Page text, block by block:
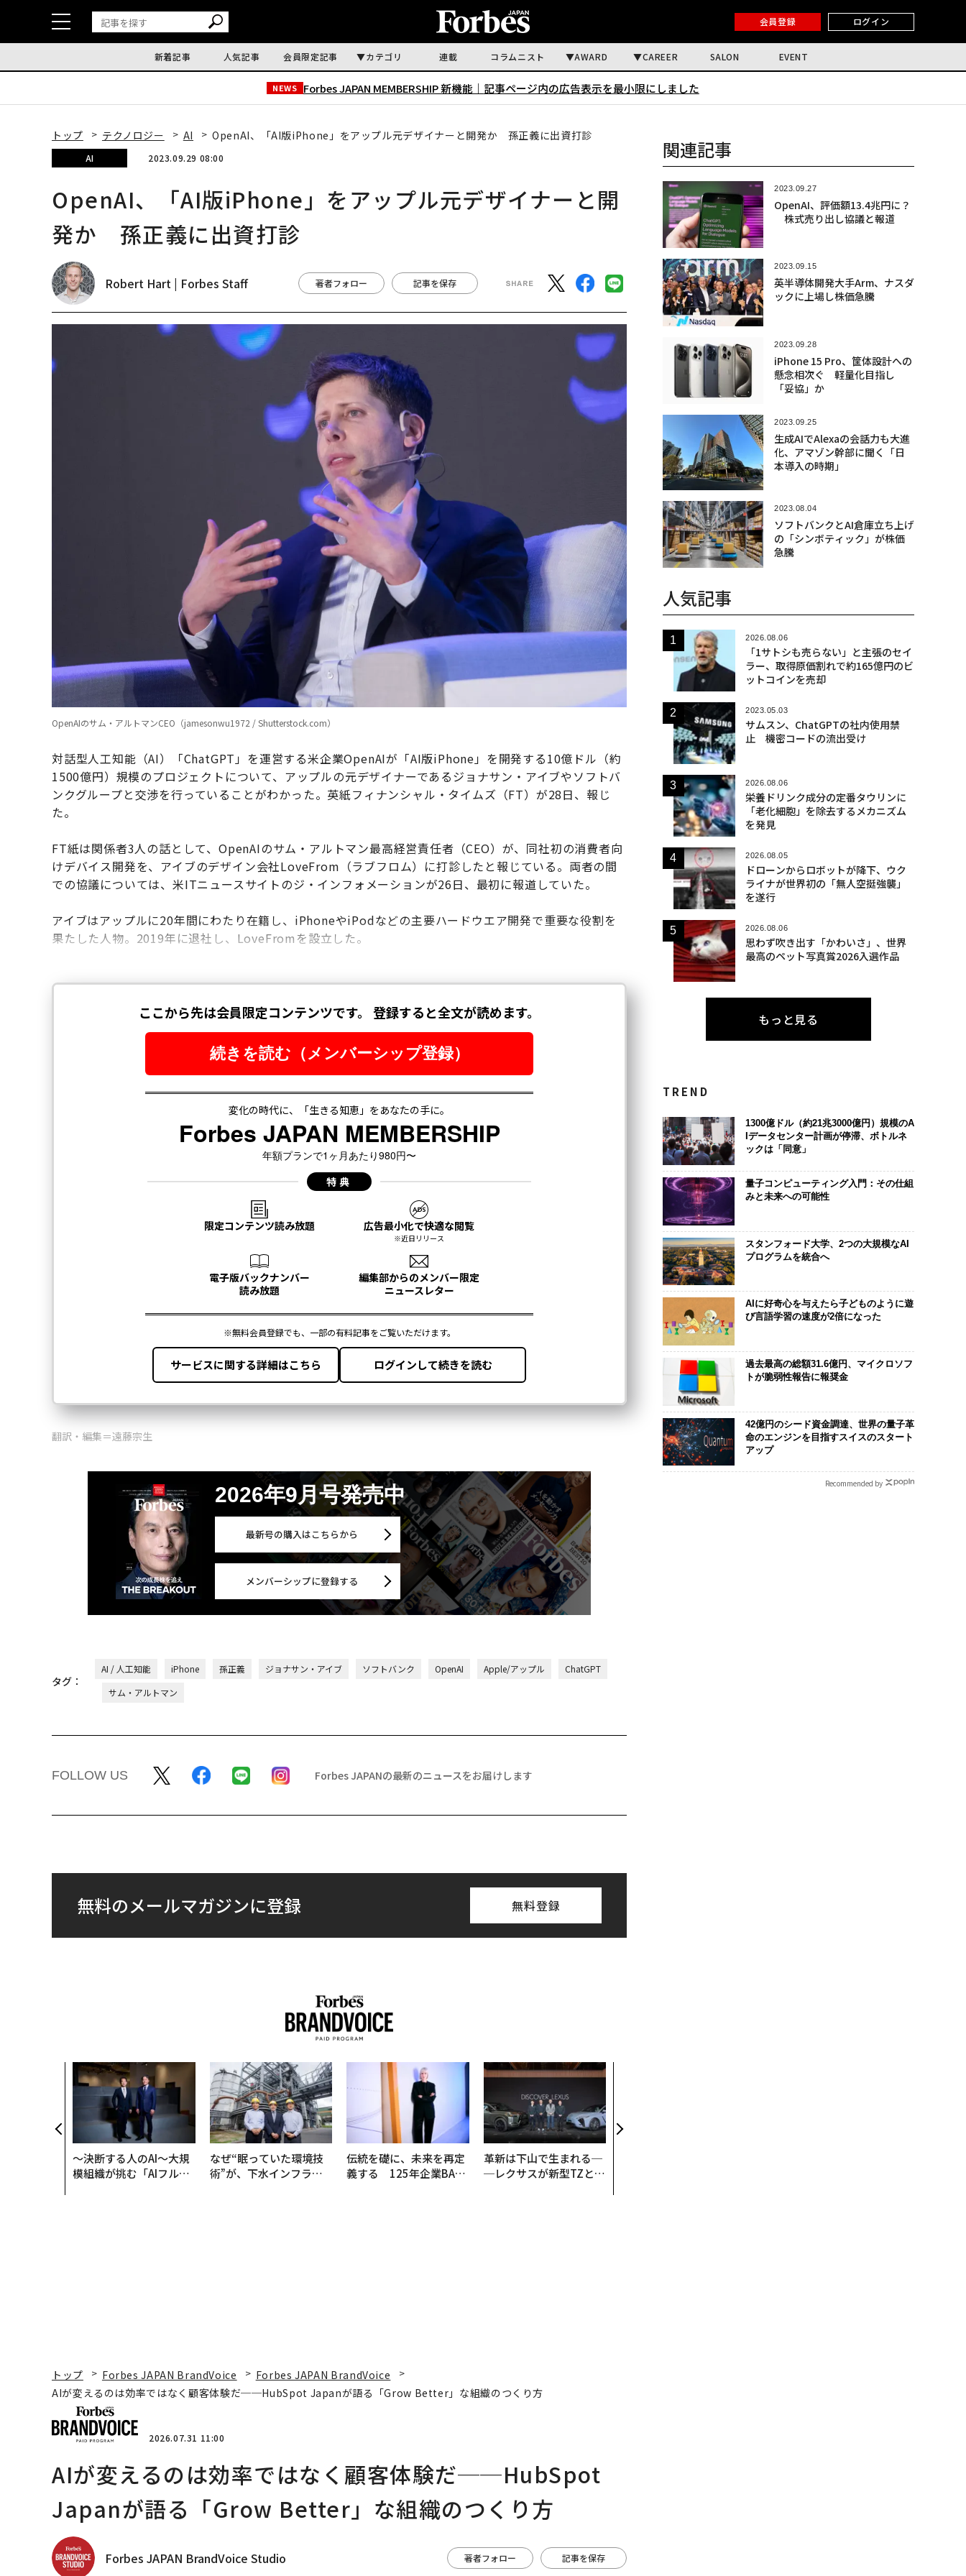
会員登録 ログイン
新着記事 人気記事 会員限定記事 カテゴリ 連載 コラムニスト AWARD CAREER SALON EVENT
NEWS Forbes JAPAN MEMBERSHIP 新機能｜ 記事ページ内の広告表示を最小限にしました
トップ テクノロジー AI OpenAI、「AI版iPhone」をアップル元デザイナーと開発か 孫正義に出資打診
AI 2023.09.29 08:00
OpenAI、「AI版iPhone」をアップル元デザイナーと開
発か 孫正義に出資打診
Robert Hart | Forbes Staff 著者フォロー 記事を保存
OpenAIのサム・アルトマンCEO（jamesonwu1972 / Shutterstock.com）
対話型人工知能（AI）「ChatGPT」を運営する米企業OpenAIが「AI版iPhone」を開発する10億ドル（約
1500億円）規模のプロジェクトについて、アップルの元デザイナーであるジョナサン・アイブやソフトバ
ンクグループと交渉を行っていることがわかった。英紙フィナンシャル・タイムズ（FT）が28日、報じ
た。
FT紙は関係者3人の話として、OpenAIのサム・アルトマン最高経営責任者（CEO）が、同社初の消費者向
けデバイス開発を、アイブのデザイン会社LoveFrom（ラブフロム）に打診したと報じている。両者の間
での協議については、米ITニュースサイトのジ・インフォメーションが26日、最初に報道していた。
アイブはアップルに20年間にわたり在籍し、iPhoneやiPodなどの主要ハードウエア開発で重要な役割を
果たした人物。2019年に退社し、LoveFromを設立した。
翻訳・編集＝遠藤宗生
2026年9月号発売中
最新号の購入はこちらから
メンバーシップに登録する
タグ：
AI / 人工知能 iPhone 孫正義 ジョナサン・アイブ ソフトバンク OpenAI Apple/アップル
ChatGPT
サム・アルトマン
FOLLOW US Forbes JAPANの最新のニュースをお届けします
無料のメールマガジンに登録 無料登録
〜決断する人のAI〜大規
模組織が挑む「AIフル実
なぜ“眠っていた環境技
術”が、下水インフラを
伝統を礎に、未来を再定
義する 125年企業BAT
革新は下山で生まれる─
─レクサスが新型TZとE
くり方
関連記事
2023.09.27
OpenAI、評価額13.4兆円に？
株式売り出し協議と報道
2023.09.15
英半導体開発大手Arm、ナスダ
ックに上場し株価急騰
2023.09.28
iPhone 15 Pro、筐体設計への
懸念相次ぐ 軽量化目指し
「妥協」か
2023.09.25
生成AIでAlexaの会話力も大進
化、アマゾン幹部に聞く「日
本導入の時期」
2023.08.04
ソフトバンクとAI倉庫立ち上げ
の「シンボティック」が株価
急騰
人気記事
2026.08.06
「1サトシも売らない」と主張のセイ
ラー、取得原価割れで約165億円のビ
ットコインを売却
2023.05.03
サムスン、ChatGPTの社内使用禁
止 機密コードの流出受け
2026.08.06
栄養ドリンク成分の定番タウリンに
「老化細胞」を除去するメカニズム
を発見
2026.08.05
ドローンからロボットが降下、ウク
ライナが世界初の「無人空挺強襲」
を遂行
2026.08.06
思わず吹き出す「かわいさ」、世界
最高のペット写真賞2026入選作品
もっと見る
TREND
1300億ドル（約21兆3000億円）規模のA
Iデータセンター計画が停滞、ボトルネ
ックは「同意」
量子コンピューティング入門：その仕組
みと未来への可能性
スタンフォード大学、2つの大規模なAI
プログラムを統合へ
AIに好奇心を与えたら子どものように遊
び言語学習の速度が2倍になった
過去最高の総額31.6億円、マイクロソフ
トが脆弱性報告に報奨金
42億円のシード資金調達、世界の量子革
命のエンジンを目指すスイスのスタート
アップ
Recommended by
トップ Forbes JAPAN BrandVoice
Forbes JAPAN BrandVoice
AIが変えるのは効率ではなく顧客体験だ──HubSpot Japanが語る「Grow Better」な組織のつくり方
2026.07.31 11:00
AIが変えるのは効率ではなく顧客体験だ──HubSpot
Japanが語る「Grow Better」な組織のつくり方
Forbes JAPAN BrandVoice Studio 著者フォロー 記事を保存